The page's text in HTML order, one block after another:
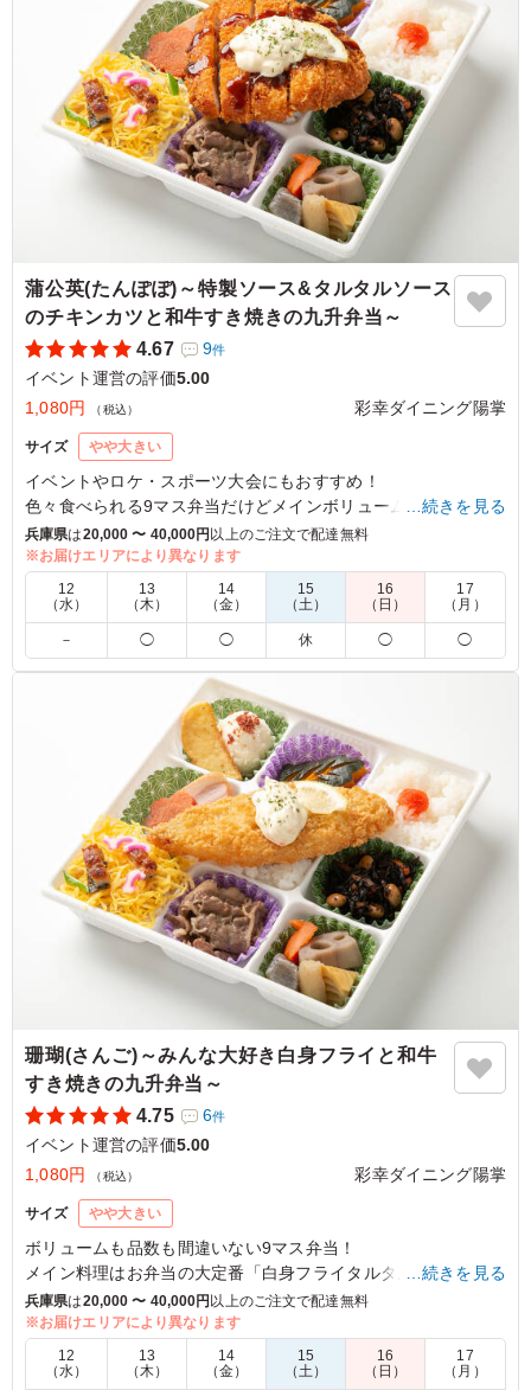
最高です！！
ご利用シーン：イベント運営›イベントスタッフ
大阪府大阪市住之江区泉2026/08/01
蒲公英(たんぽぽ)～特製ソース&タルタルソース
のチキンカツと和牛すき焼きの九升弁当～
4.67
9件
イベント運営の評価5.00
1,080円
（税込） 彩幸ダイニング陽掌
サイズ やや大きい
イベントやロケ・スポーツ大会にもおすすめ！
色々食べられる9マス弁当だけどメインボリュームはしっかり
あります。
見た目に美味しそう！食べるともちろんめっちゃ美味しくて大
満足な内容となっています。
5.0
食事をした人の評価が大変高く、依頼した人間としては大
満足です。大変美味しく食事を楽しめた。特にそれぞれに
味付けがしっかりされており、また、弁当を注文しようと
ご利用シーン：イベント運営›イベントスタッフ
奈良県奈良市中登美ケ丘2026/03/21
…続きを見る
兵庫県は20,000 〜 40,000円 以上のご注文で配達無料
※お届けエリアにより異なります
12
（水）
13
（木）
14
（金）
15
（土）
16
（日）
17
（月）
－ ◯ ◯ 休 ◯ ◯
珊瑚(さんご)～みんな大好き白身フライと和牛
すき焼きの九升弁当～
4.75
6件
イベント運営の評価5.00
1,080円
（税込） 彩幸ダイニング陽掌
サイズ やや大きい
ボリュームも品数も間違いない9マス弁当！
メイン料理はお弁当の大定番「白身フライタルタルソース」
和牛すき焼きをはじめ、ハイクオリティなお惣菜と共にお楽し
みください。
5.0 日本英語検定協会
…続きを見る
兵庫県は20,000 〜 40,000円 以上のご注文で配達無料
※お届けエリアにより異なります
12
（水）
13
（木）
14
（金）
15
（土）
16
（日）
17
（月）